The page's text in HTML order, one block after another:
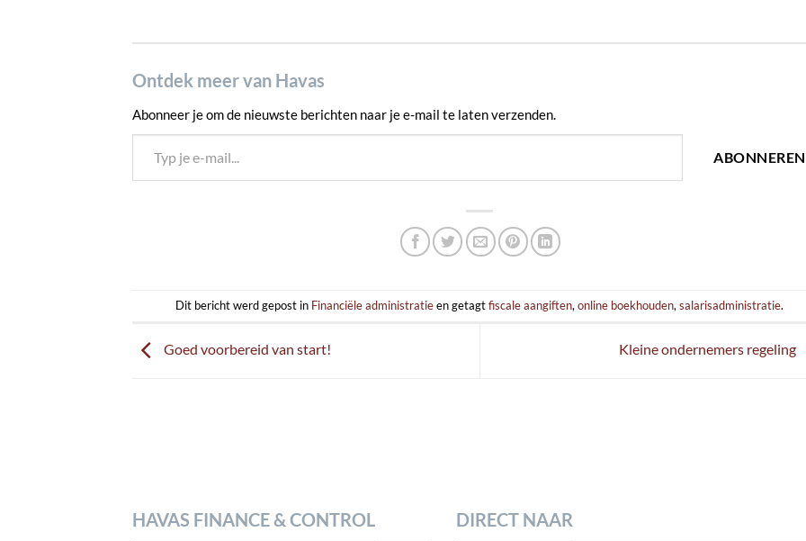
Ontdek meer van Havas
Abonneer je om de nieuwste berichten naar je e-mail te laten verzenden.
Typ je e-mail...
ABONNEREN
Dit bericht werd gepost in Financiële administratieen getagtfiscale aangiften,online boekhouden,salarisadministratie.
Goed voorbereid van start! Kleine ondernemers regeling
HAVAS FINANCE & CONTROL DIRECT NAAR